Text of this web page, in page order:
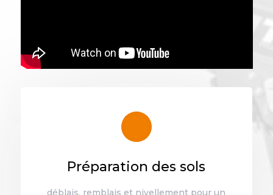
Préparation des sols
déblais, remblais et nivellement pour un